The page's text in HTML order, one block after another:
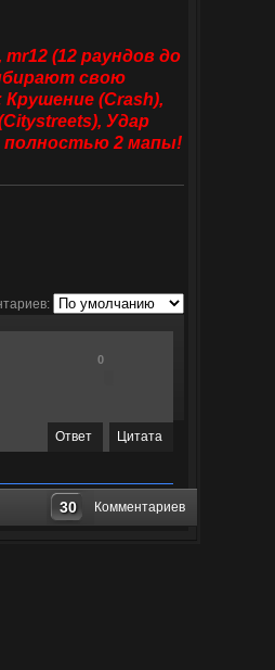
(12 раундов до
свою
(Crash),
Удар
полностью 2 мапы!
0
Ответ Цитата
30 Комментариев